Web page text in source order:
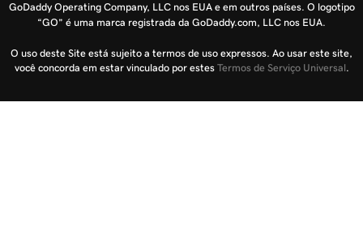
GoDaddy Operating Company, LLC nos EUA e em outros países. O logotipo
“GO” é uma marca registrada da GoDaddy.com, LLC nos EUA.
O uso deste Site está sujeito a termos de uso expressos. Ao usar este site,
você concorda em estar vinculado por estes Termos de Serviço Universal.